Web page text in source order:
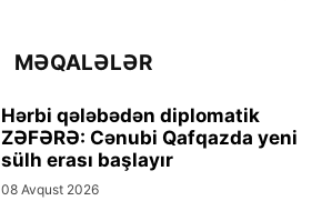
MƏQALƏLƏR
Hərbi qələbədən diplomatik
ZƏFƏRƏ: Cənubi Qafqazda yeni
sülh erası başlayır
08 Avqust 2026